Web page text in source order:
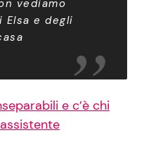
vediamo
Elsa e degli
e c’è chi